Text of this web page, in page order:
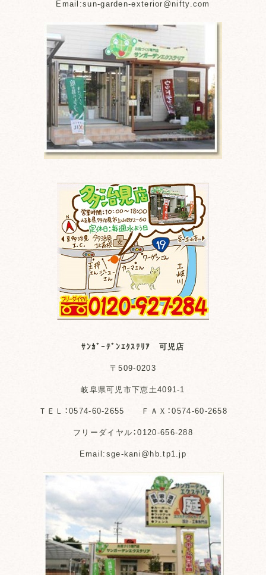
Email:sun-garden-exterior@nifty.com
ｻﾝｶﾞｰﾃﾞﾝｴｸｽﾃﾘｱ 可児店
〒509-0203
岐阜県可児市下恵土4091-1
ＴＥＬ：0574-60-2655 ＦＡＸ：0574-60-2658
フリーダイヤル：0120-656-288
Email:sge-kani@hb.tp1.jp